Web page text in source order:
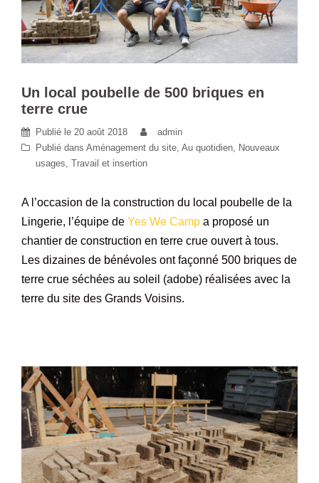
Un local poubelle de 500 briques en
terre crue
Publié le 20 août 2018
admin
Publié dans Aménagement du site Au quotidien Nouveaux
usages Travail et insertion
A l’occasion de la construction du local poubelle de la
Lingerie, l’équipe de Yes We Camp a proposé un
chantier de construction en terre crue ouvert à tous.
Les dizaines de bénévoles ont façonné 500 briques de
terre crue séchées au soleil (adobe) réalisées avec la
terre du site des Grands Voisins.